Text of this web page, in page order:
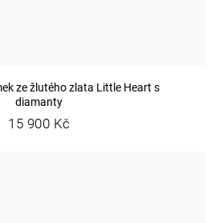
ze žlutého zlata Little Heart s
diamanty
15 900 Kč